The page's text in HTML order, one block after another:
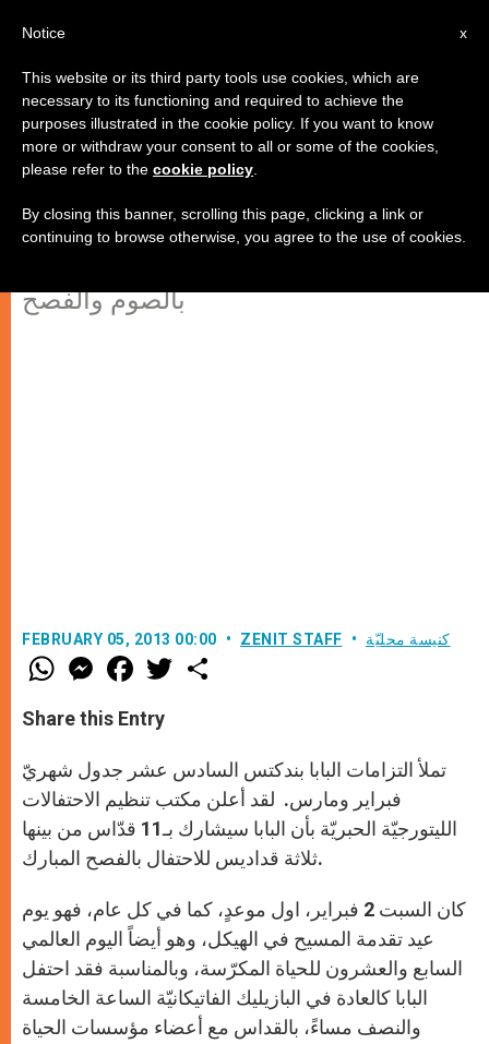
احتفالات بندكتس السادس عشر
لشهري فبراير ومارس
بالصوم والفصح
FEBRUARY 05, 2013 00:00 ZENIT STAFF كنيسة محليّة
W
h
t
s
p
p
M
e
s
e
g
e
F
a
e
b
o
k
w
Share this Entry
تملأ التزامات البابا بندكتس السادس عشر جدول شهريّ
فبراير ومارس. لقد أعلن مكتب تنظيم الاحتفالات
الليتورجيّة الحبريّة بأن البابا سيشارك بـ11 قدّاس من بينها
ثلاثة قداديس للاحتفال بالفصح المبارك.
كان السبت 2 فبراير، اول موعدٍ، كما في كل عام، فهو يوم
عيد تقدمة المسيح في الهيكل، وهو أيضاً اليوم العالمي
السابع والعشرون للحياة المكرّسة، وبالمناسبة فقد احتفل
البابا كالعادة في البازيليك الفاتيكانيّة الساعة الخامسة
والنصف مساءً، بالقداس مع أعضاء مؤسسات الحياة
x
Notice
This website or its third party tools use cookies, which are
necessary to its functioning and required to achieve the
purposes illustrated in the cookie policy. If you want to know
more or withdraw your consent to all or some of the cookies,
please refer to the cookie policy
By closing this banner, scrolling this page, clicking a link or
continuing to browse otherwise, you agree to the use of cookies.